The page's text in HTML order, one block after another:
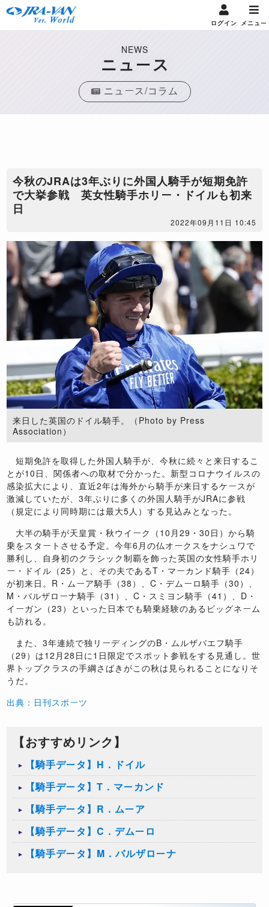
ログイン メニュー
NEWS
ニュース
ニュース/コラム
今秋のJRAは3年ぶりに外国人騎手が短期免許
で大挙参戦 英女性騎手ホリー・ドイルも初来
日
2022年09月11日 10:45
来日した英国のドイル騎手。（Photo by Press
Association）
短期免許を取得した外国人騎手が、今秋に続々と来日するこ
とが10日、関係者への取材で分かった。新型コロナウイルスの
感染拡大により、直近2年は海外から騎手が来日するケースが
激減していたが、3年ぶりに多くの外国人騎手がJRAに参戦
（規定により同時期には最大5人）する見込みとなった。
大半の騎手が天皇賞・秋ウイーク（10月29・30日）から騎
乗をスタートさせる予定。今年6月の仏オークスをナシュワで
勝利し、自身初のクラシック制覇を飾った英国の女性騎手ホリ
ー・ドイル（25）と、その夫であるT・マーカンド騎手（24）
が初来日。R・ムーア騎手（38）、C・デムーロ騎手（30）、
M・バルザローナ騎手（31）、C・スミヨン騎手（41）、D・
イーガン（23）といった日本でも騎乗経験のあるビッグネーム
も訪れる。
また、3年連続で独リーディングのB・ムルザバエフ騎手
（29）は12月28日に1日限定でスポット参戦をする見通し。世
界トップクラスの手綱さばきがこの秋は見られることになりそ
うだ。
出典：日刊スポーツ
【おすすめリンク】
【騎手データ】H．ドイル
【騎手データ】T．マーカンド
【騎手データ】R．ムーア
【騎手データ】C．デムーロ
【騎手データ】M．バルザローナ